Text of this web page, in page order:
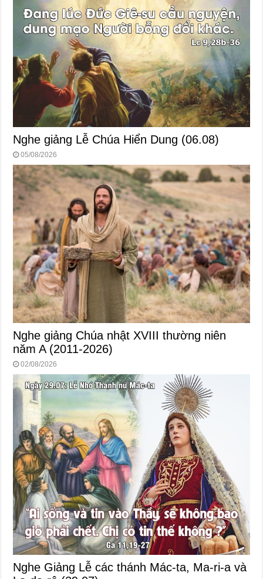
Nghe giảng Lễ Chúa Hiển Dung (06.08)
05/08/2026
Nghe giảng Chúa nhật XVIII thường niên
năm A (2011-2026)
02/08/2026
Nghe Giảng Lễ các thánh Mác-ta, Ma-ri-a và